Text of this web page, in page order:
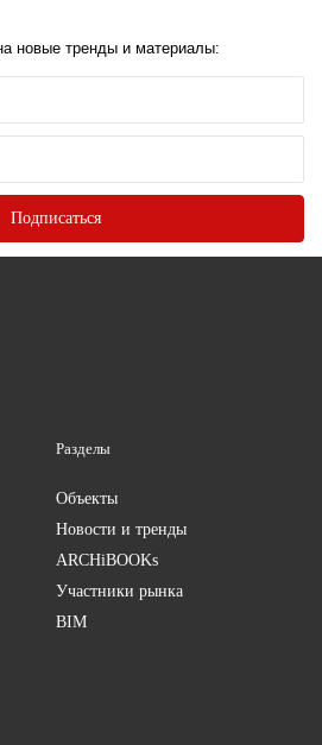
новые тренды и материалы:
Разделы
Объекты
Новости и тренды
ARCHiBOOKs
Участники рынка
BIM